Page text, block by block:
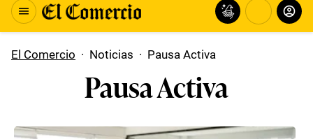
El Comercio · Noticias · Pausa Activa
Pausa Activa